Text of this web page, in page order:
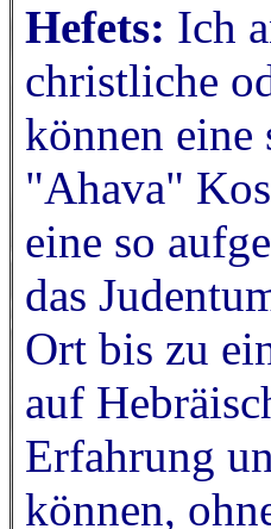
Hefets: Ich
christliche
können eine
"Ahava"
eine so
das
Ort bis zu
auf
Erfahrung
können,